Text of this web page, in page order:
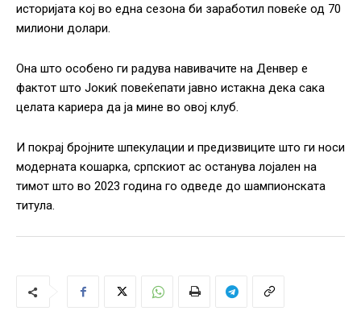
историјата кој во една сезона би заработил повеќе од 70
милиони долари.
Она што особено ги радува навивачите на Денвер е
фактот што Јокиќ повеќепати јавно истакна дека сака
целата кариера да ја мине во овој клуб.
И покрај бројните шпекулации и предизвиците што ги носи
модерната кошарка, српскиот ас останува лојален на
тимот што во 2023 година го одведе до шампионската
титула.